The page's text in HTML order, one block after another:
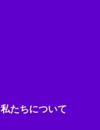
私たちについて